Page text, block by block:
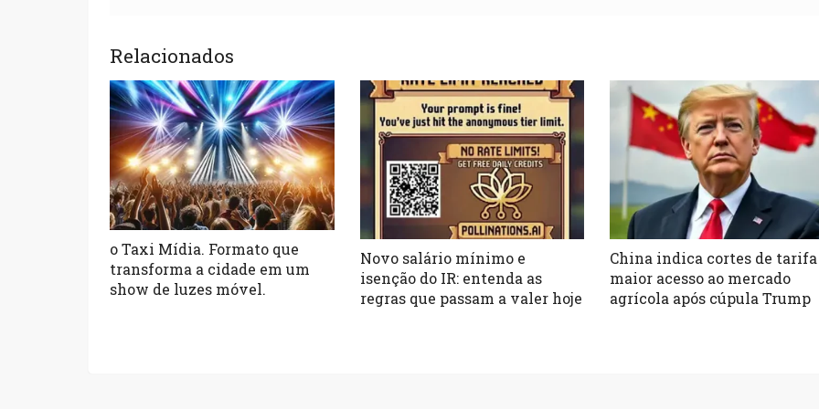
Relacionados
o Taxi Mídia. Formato que
transforma a cidade em um
show de luzes móvel.
Novo salário mínimo e
isenção do IR: entenda as
regras que passam a valer hoje
China indica cortes de tarifa
maior acesso ao mercado
agrícola após cúpula Trump